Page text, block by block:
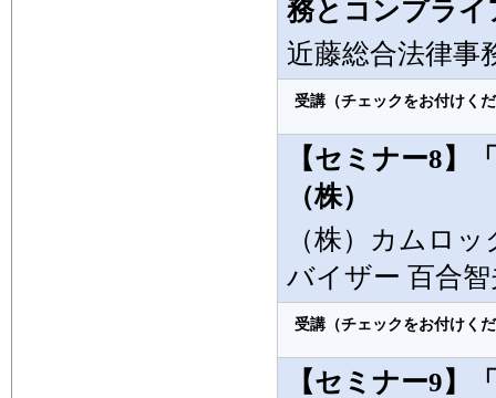
務とコンプライ
近藤総合法律事
受講（チェックをお付けく
【セミナー8】
（株）
（株）カムロ
バイザー 百合智
受講（チェックをお付けく
【セミナー9】